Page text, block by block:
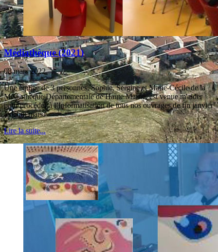
Médiathèque (2021)
08 mars 2022
Une équipe de 3 personnes, Sophie, Sergine et Marie-Cécile de la
Médiathèque Départementale de Haute Marne, est venue m'aider
pour procéder à l’Informatisation de tous nos ouvrages de fin janvier
à début mars.
Lire la suite...